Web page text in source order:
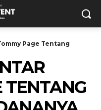
Page Tentang
TENTANG